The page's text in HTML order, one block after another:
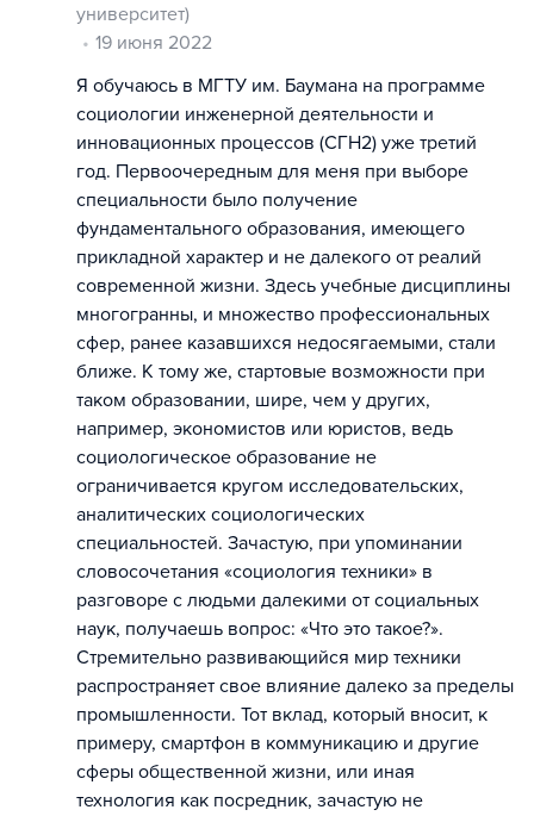
университет)
19 июня 2022
Я обучаюсь в МГТУ им. Баумана на программе
социологии инженерной деятельности и
инновационных процессов (СГН2) уже третий
год. Первоочередным для меня при выборе
специальности было получение
фундаментального образования, имеющего
прикладной характер и не далекого от реалий
современной жизни. Здесь учебные дисциплины
многогранны, и множество профессиональных
сфер, ранее казавшихся недосягаемыми, стали
ближе. К тому же, стартовые возможности при
таком образовании, шире, чем у других,
например, экономистов или юристов, ведь
социологическое образование не
ограничивается кругом исследовательских,
аналитических социологических
специальностей. Зачастую, при упоминании
словосочетания «социология техники» в
разговоре с людьми далекими от социальных
наук, получаешь вопрос: «Что это такое?».
Стремительно развивающийся мир техники
распространяет свое влияние далеко за пределы
промышленности. Тот вклад, который вносит, к
примеру, смартфон в коммуникацию и другие
сферы общественной жизни, или иная
технология как посредник, зачастую не